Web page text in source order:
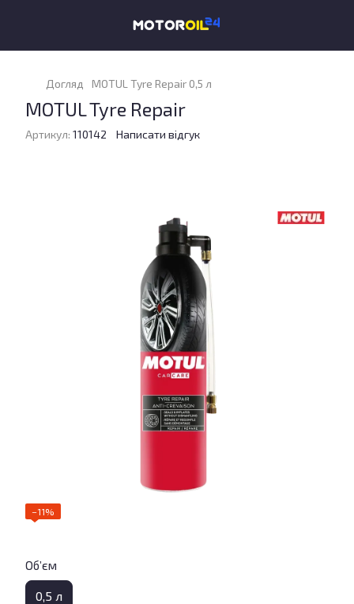
Догляд MOTUL Tyre Repair 0,5 л
MOTUL Tyre Repair
Артикул: 110142 Написати відгук
−11%
Об’єм
0,5 л